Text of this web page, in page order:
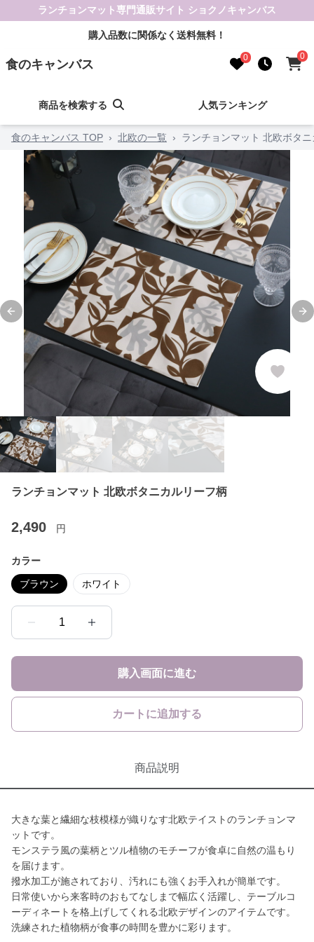
ランチョンマット専門通販サイト ショクノキャンバス
購入品数に関係なく送料無料！
食のキャンバス 0 0
商品を検索する 人気ランキング
食のキャンバス TOP › 北欧の一覧 › ランチョンマット 北欧ボタ
Previous slide
ランチョンマット 北欧ボタニカルリーフ柄
2,490 円
カラー
ブラウン ホワイト
1
購入画面に進む
カートに追加する
商品説明
大きな葉と繊細な枝模様が織りなす北欧テイストのランチョンマ
ットです。
モンステラ風の葉柄とツル植物のモチーフが食卓に自然の温もり
を届けます。
撥水加工が施されており、汚れにも強くお手入れが簡単です。
日常使いから来客時のおもてなしまで幅広く活躍し、テーブルコ
ーディネートを格上げしてくれる北欧デザインのアイテムです。
洗練された植物柄が食事の時間を豊かに彩ります。